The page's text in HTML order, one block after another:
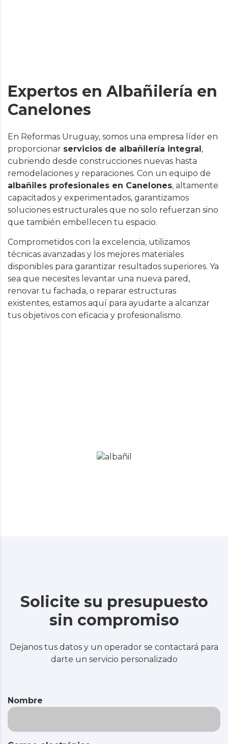
Expertos en Albañilería en
Canelones
En Reformas Uruguay, somos una empresa líder en
proporcionar servicios de albañilería integral,
cubriendo desde construcciones nuevas hasta
remodelaciones y reparaciones. Con un equipo de
albañiles profesionales en Canelones, altamente
capacitados y experimentados, garantizamos
soluciones estructurales que no solo refuerzan sino
que también embellecen tu espacio.
Comprometidos con la excelencia, utilizamos
técnicas avanzadas y los mejores materiales
disponibles para garantizar resultados superiores. Ya
sea que necesites levantar una nueva pared,
renovar tu fachada, o reparar estructuras
existentes, estamos aquí para ayudarte a alcanzar
tus objetivos con eficacia y profesionalismo.
Solicite su presupuesto
sin compromiso
Dejanos tus datos y un operador se contactará para
darte un servicio personalizado
Nombre